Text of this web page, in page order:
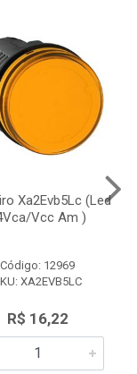
Xa2Evb5Lc (Led
Vcc Am )
Código: 12969
XA2EVB5LC
R$ 16,22